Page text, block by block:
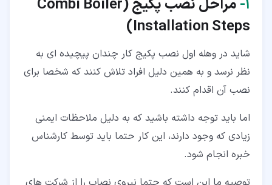
۱‏- مراحل نصب پکیج (Combi Boiler
Installation Steps
)
شاید در وهله اول نصب پکیج کار چندان پیچیده ای به
نظر نرسد و به همین دلیل افراد تلاش کنند که شخصا برای
نصب آن اقدام کنند.
اما باید توجه داشته باشید که به دلیل ملاحظات ایمنی
زیادی که وجود دارند، این کار حتما باید توسط کارشناس
خبره انجام شود.